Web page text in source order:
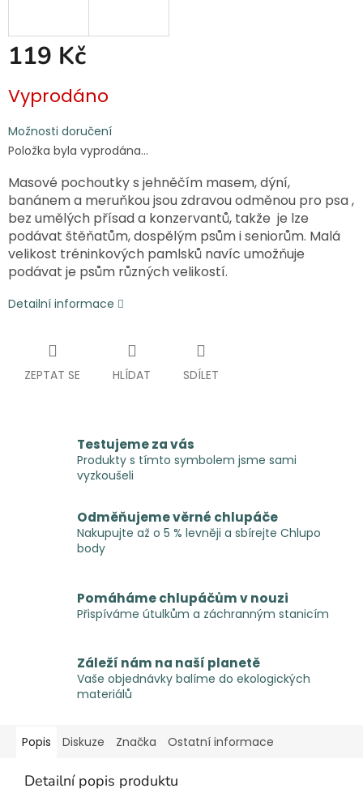
119 Kč
cena:
Vyprodáno
Možnosti doručení
Položka byla vyprodána…
Masové pochoutky s jehněčím masem, dýní,
banánem a meruňkou jsou zdravou odměnou pro psa ,
bez umělých přísad a konzervantů, takže je lze
podávat štěňatům, dospělým psům i seniorům. Malá
velikost tréninkových pamlsků navíc umožňuje
podávat je psům různých velikostí.
Detailní informace
ZEPTAT SE HLÍDAT SDÍLET
Testujeme za vás
Produkty s tímto symbolem jsme sami
vyzkoušeli
Odměňujeme věrné chlupáče
Nakupujte až o 5 % levněji a sbírejte Chlupo
body
Pomáháme chlupáčům v nouzi
Přispíváme útulkům a záchranným stanicím
Záleží nám na naší planetě
Vaše objednávky balíme do ekologických
materiálů
Popis Diskuze Značka Ostatní informace
Detailní popis produktu